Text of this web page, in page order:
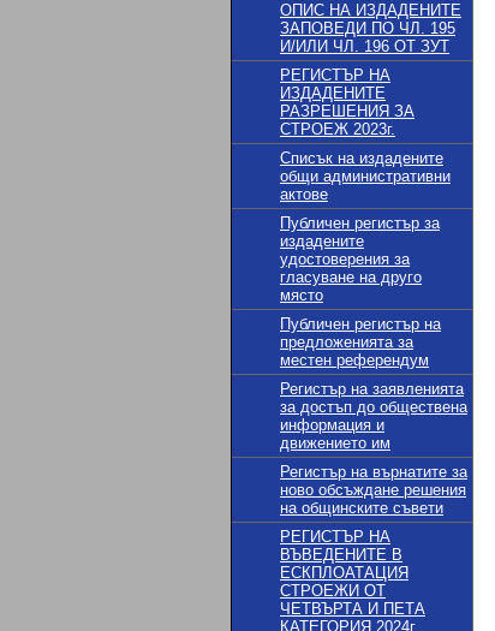
ОПИС НА ИЗДАДЕНИТЕ
ЗАПОВЕДИ ПО ЧЛ. 195
И/ИЛИ ЧЛ. 196 ОТ ЗУТ
РЕГИСТЪР НА
ИЗДАДЕНИТЕ
РАЗРЕШЕНИЯ ЗА
СТРОЕЖ 2023г.
Списък на издадените
общи административни
актове
Публичен регистър за
издадените
удостоверения за
гласуване на друго
място
Публичен регистър на
предложенията за
местен референдум
Регистър на заявленията
за достъп до обществена
информация и
движението им
Регистър на върнатите за
ново обсъждане решения
на общинските съвети
РЕГИСТЪР НА
ВЪВЕДЕНИТЕ В
ЕСКПЛОАТАЦИЯ
СТРОЕЖИ ОТ
ЧЕТВЪРТА И ПЕТА
КАТЕГОРИЯ 2024г.